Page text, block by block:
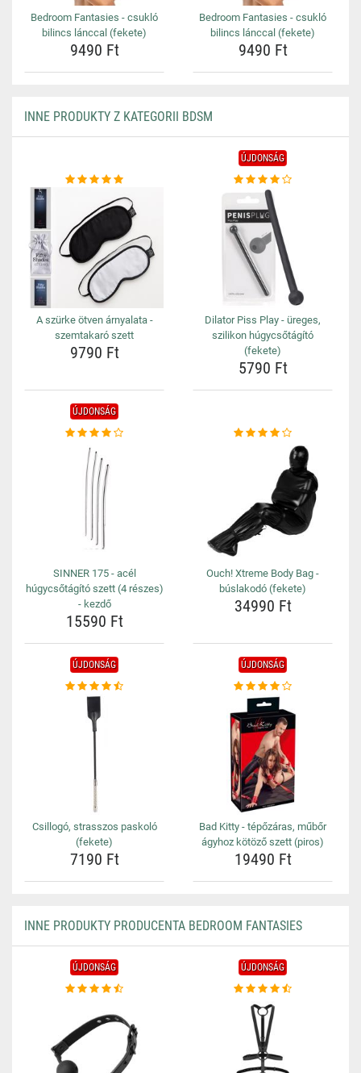
Bedroom Fantasies - csukló
bilincs lánccal (fekete)
9490 Ft
Bedroom Fantasies - csukló
bilincs lánccal (fekete)
9490 Ft
INNE PRODUKTY Z KATEGORII BDSM
A szürke ötven árnyalata -
szemtakaró szett
9790 Ft
ÚJDONSÁG
Dilator Piss Play - üreges,
szilikon húgycsőtágító
(fekete)
5790 Ft
ÚJDONSÁG
SINNER 175 - acél
húgycsőtágító szett (4 részes)
- kezdő
15590 Ft
Ouch! Xtreme Body Bag -
búslakodó (fekete)
34990 Ft
ÚJDONSÁG
Csillogó, strasszos paskoló
(fekete)
7190 Ft
ÚJDONSÁG
Bad Kitty - tépőzáras, műbőr
ágyhoz kötöző szett (piros)
19490 Ft
INNE PRODUKTY PRODUCENTA BEDROOM FANTASIES
ÚJDONSÁG ÚJDONSÁG